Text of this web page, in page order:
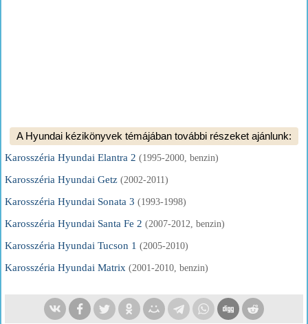
A Hyundai kézikönyvek témájában további részeket ajánlunk:
Karosszéria Hyundai Elantra 2 (1995-2000, benzin)
Karosszéria Hyundai Getz (2002-2011)
Karosszéria Hyundai Sonata 3 (1993-1998)
Karosszéria Hyundai Santa Fe 2 (2007-2012, benzin)
Karosszéria Hyundai Tucson 1 (2005-2010)
Karosszéria Hyundai Matrix (2001-2010, benzin)